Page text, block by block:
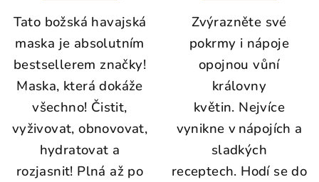
Tato božská havajská
maska je absolutním
bestsellerem značky!
Maska, která dokáže
všechno! Čistit,
vyživovat, obnovovat,
hydratovat a
rozjasnit! Plná až po
Zvýrazněte své
pokrmy i nápoje
opojnou vůní
královny
květin. Nejvíce
vynikne v nápojích a
sladkých
receptech. Hodí se do